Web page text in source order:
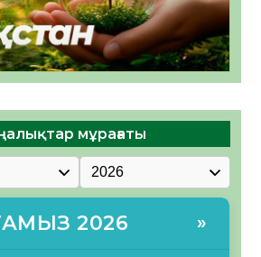
мұрағаты
2026 »